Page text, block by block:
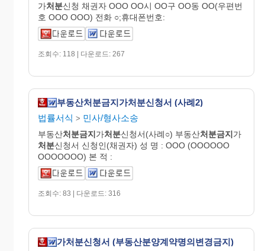
가처분신청 채권자 OOO OO시 OO구 OO동 OO(우편번
호 OOO OOO) 전화 ○;휴대폰번호:
조회수: 118 | 다운로드: 267
부동산처분금지가처분신청서 (사례2)
법률서식 > 민사/형사소송
부동산처분금지가처분신청서(사례○) 부동산처분금지가
처분신청서 신청인(채권자) 성 명 : OOO (OOOOOO
OOOOOOO) 본 적 :
조회수: 83 | 다운로드: 316
가처분신청서 (부동산분양계약명의변경금지)